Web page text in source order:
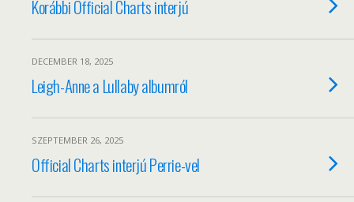
Korábbi Official Charts interjú
DECEMBER 18, 2025
Leigh-Anne a Lullaby albumról
SZEPTEMBER 26, 2025
Official Charts interjú Perrie-vel